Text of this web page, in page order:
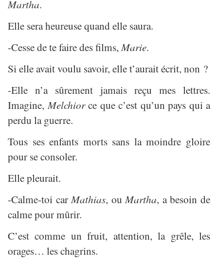
Martha.
Elle sera heureuse quand elle saura.
-Cesse de te faire des films,Marie.
Si elle avait voulu savoir, elle t’aurait écrit, non ?
-Elle n’a sûrement jamais reçu mes lettres.
Imagine,Melchiorce que c’est qu’un pays qui a
perdu la guerre.
Tous ses enfants morts sans la moindre gloire
pour se consoler.
Elle pleurait.
-Calme-toi carMathias, ouMartha, a besoin de
calme pour mûrir.
C’est comme un fruit, attention, la grêle, les
orages… les chagrins.